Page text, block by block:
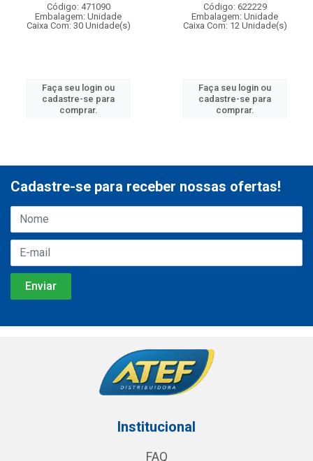
Código: 471090
Embalagem: Unidade
Caixa Com: 30 Unidade(s)
Faça seu login ou
cadastre-se para
comprar.
Código: 622229
Embalagem: Unidade
Caixa Com: 12 Unidade(s)
Faça seu login ou
cadastre-se para
comprar.
Cadastre-se para receber nossas ofertas!
Institucional
FAQ